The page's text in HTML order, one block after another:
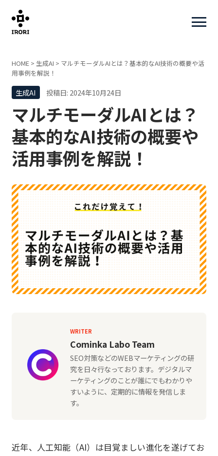
HOME > 生成AI > マルチモーダルAIとは？基本的なAI技術の概要や活
用事例を解説！
生成AI 投稿日: 2024年10月24日
マルチモーダルAIとは？
基本的なAI技術の概要や
活用事例を解説！
WRITER
Cominka Labo Team
SEO対策などのWEBマーケティングの研
究を日々行なっております。デジタルマ
ーケティングのことが誰にでもわかりや
すいように、定期的に情報を発信しま
す。
近年、人工知能（AI）は目覚ましい進化を遂げてお